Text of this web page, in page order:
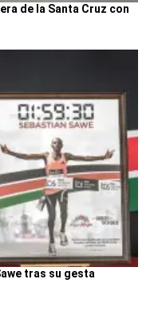
de la Santa Cruz con
tras su gesta